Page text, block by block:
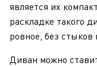
является их
раскладке такого
ровное, без стыков
Диван можно